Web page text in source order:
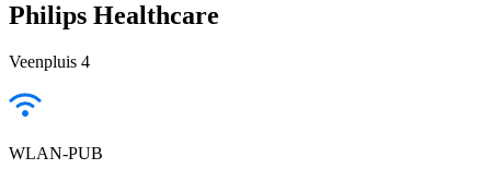
Philips Healthcare
Veenpluis 4
WLAN-PUB